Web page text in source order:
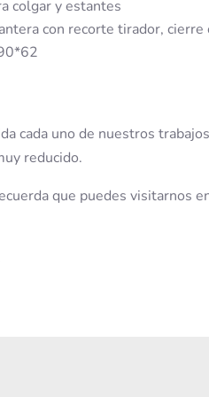
colgar y estantes
con recorte tirador, cierre
cada uno de nuestros
reducido.
que puedes visitarnos